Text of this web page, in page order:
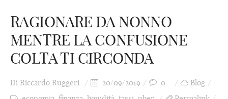
RAGIONARE DA NONNO
MENTRE LA CONFUSIONE
COLTA TI CIRCONDA
Di Riccardo Ruggeri 20/09/2019 0
Blog